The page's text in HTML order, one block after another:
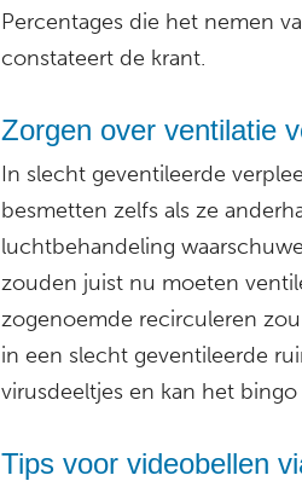
Percentages die het nemen
constateert de krant.
Zorgen over ventilatie
In slecht geventileerde
besmetten zelfs als ze
luchtbehandeling
zouden juist nu moeten
zogenoemde recirculeren
in een slecht geventileerde
virusdeeltjes en kan het bingo
Tips voor videobellen